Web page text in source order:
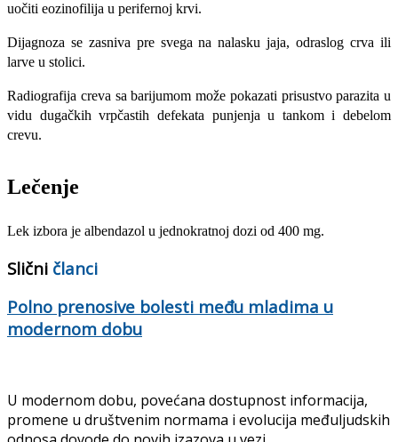
uočiti eozinofilija u perifernoj krvi.
Dijagnoza se zasniva pre svega na nalasku jaja, odraslog crva ili
larve u stolici.
Radiografija creva sa barijumom može pokazati prisustvo parazita u
vidu dugačkih vrpčastih defekata punjenja u tankom i debelom
crevu.
Lečenje
Lek izbora je albendazol u jed­nokratnoj dozi od 400 mg.
Slični članci
Polno prenosive bolesti među mladima u
modernom dobu
U modernom dobu, povećana dostupnost informacija,
promene u društvenim normama i evolucija međuljudskih